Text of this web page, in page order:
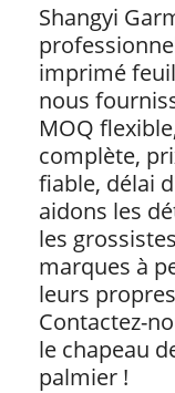
Shangyi
imprimé
nous
MOQ
complète,
fiable, délai
aidons les
les
marques à
leurs
Contactez-
le chapeau
palmier !